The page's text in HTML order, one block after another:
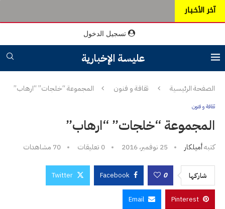
آخر الأخـبـار
تسجيل الدخول
عليسة الإخبارية
الصفحة الرئيسية ثقافة و فنون المجموعة “خلجات” “ارهاب”
ثقافة و فنون
المجموعة “خلجات” “ارهاب”
كتبهأميلكار 25 نوفمبر، 2016 0 تعليقات 70 مشاهدات
شاركها 0
Facebook
Twitter
Pinterest
Email